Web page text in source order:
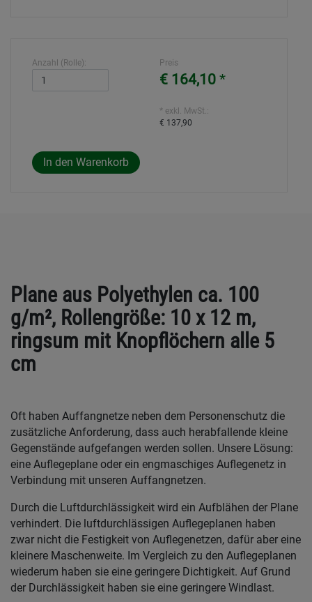
Anzahl (Rolle): Preis
€ 164,10 *
* exkl. MwSt.:
€ 137,90
Plane aus Polyethylen ca. 100
g/m², Rollengröße: 10 x 12 m,
ringsum mit Knopflöchern alle 5
cm
Oft haben Auffangnetze neben dem Personenschutz die
zusätzliche Anforderung, dass auch herabfallende kleine
Gegenstände aufgefangen werden sollen. Unsere Lösung:
eine Auflegeplane oder ein engmaschiges Auflegenetz in
Verbindung mit unseren Auffangnetzen.
Durch die Luftdurchlässigkeit wird ein Aufblähen der Plane
verhindert. Die luftdurchlässigen Auflegeplanen haben
zwar nicht die Festigkeit von Auflegenetzen, dafür aber eine
kleinere Maschenweite. Im Vergleich zu den Auflegeplanen
wiederum haben sie eine geringere Dichtigkeit. Auf Grund
der Durchlässigkeit haben sie eine geringere Windlast.